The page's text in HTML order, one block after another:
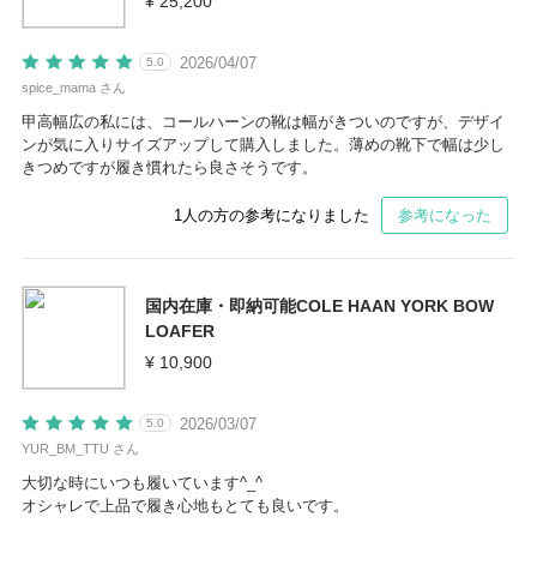
2026/04/07
5.0
spice_mama さん
甲高幅広の私には、コールハーンの靴は幅がきついのですが、デザイ
ンが気に入りサイズアップして購入しました。薄めの靴下で幅は少し
きつめですが履き慣れたら良さそうです。
1 人の方の参考になりました 参考になった
国内在庫・即納可能COLE HAAN YORK BOW
LOAFER
¥ 10,900
2026/03/07
5.0
YUR_BM_TTU さん
大切な時にいつも履いています^_^
オシャレで上品で履き心地もとても良いです。